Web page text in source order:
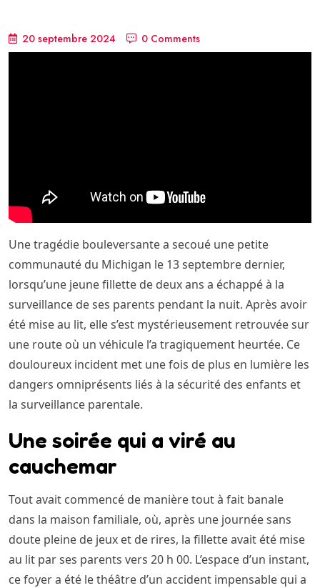
20 septembre 2024 0 Comments
Une tragédie bouleversante a secoué une petite
communauté du Michigan le 13 septembre dernier,
lorsqu’une jeune fillette de deux ans a échappé à la
surveillance de ses parents pendant la nuit. Après avoir
été mise au lit, elle s’est mystérieusement retrouvée sur
une route où un véhicule l’a tragiquement heurtée. Ce
douloureux incident met une fois de plus en lumière les
dangers omniprésents liés à la sécurité des enfants et
la surveillance parentale.
Une soirée qui a viré au
cauchemar
Tout avait commencé de manière tout à fait banale
dans la maison familiale, où, après une journée sans
doute pleine de jeux et de rires, la fillette avait été mise
au lit par ses parents vers 20 h 00. L’espace d’un instant,
ce foyer a été le théâtre d’un accident impensable qui a